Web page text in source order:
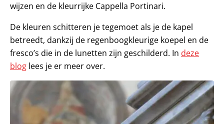
wijzen en de kleurrijke Cappella Portinari.
De kleuren schitteren je tegemoet als je de kapel
betreedt, dankzij de regenboogkleurige koepel en de
fresco’s die in de lunetten zijn geschilderd. In deze
blog lees je er meer over.